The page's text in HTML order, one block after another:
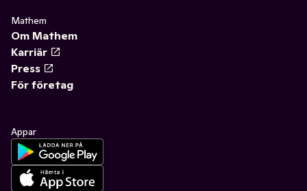
Mathem
Om Mathem
Karriär
Press
För företag
Appar